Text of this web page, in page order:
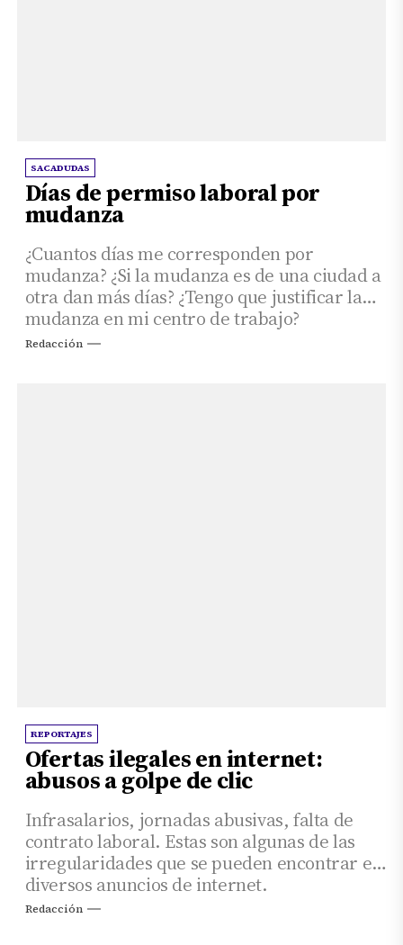
SACADUDAS
Días de permiso laboral por
mudanza
¿Cuantos días me corresponden por
mudanza? ¿Si la mudanza es de una ciudad a
otra dan más días? ¿Tengo que justificar la
mudanza en mi centro de trabajo?
Redacción
REPORTAJES
Ofertas ilegales en internet:
abusos a golpe de clic
Infrasalarios, jornadas abusivas, falta de
contrato laboral. Estas son algunas de las
irregularidades que se pueden encontrar en
diversos anuncios de internet.
Redacción